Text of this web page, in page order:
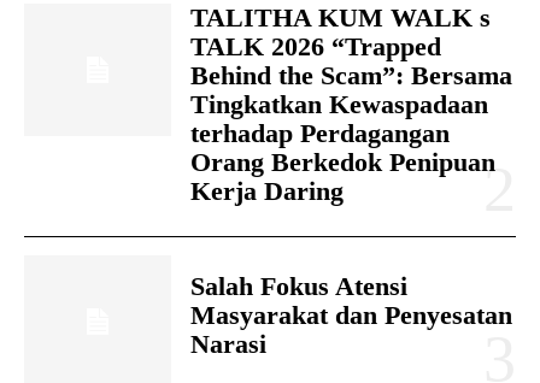
TALITHA KUM WALK s
TALK 2026 “Trapped
Behind the Scam”: Bersama
Tingkatkan Kewaspadaan
terhadap Perdagangan
Orang Berkedok Penipuan
Kerja Daring
Salah Fokus Atensi
Masyarakat dan Penyesatan
Narasi